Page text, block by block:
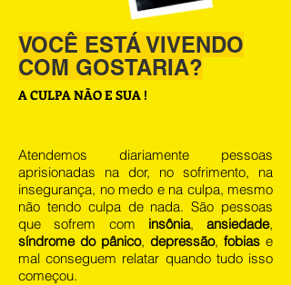
VOCÊ ESTÁ VIVENDO
COM GOSTARIA?
A CULPA NÃO E SUA !
Atendemos diariamente pessoas
aprisionadas na dor, no sofrimento, na
insegurança, no medo e na culpa, mesmo
não tendo culpa de nada. São pessoas
que sofrem com insônia, ansiedade,
síndrome do pânico, depressão, fobias e
mal conseguem relatar quando tudo isso
começou.